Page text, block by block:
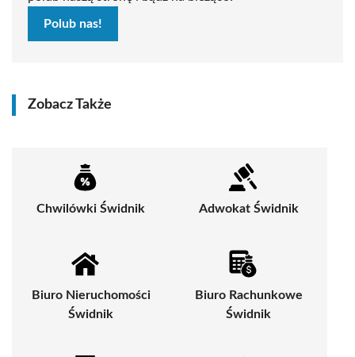
Polub nas!
Zobacz Także
Chwilówki Świdnik Adwokat Świdnik
Biuro Nieruchomości
Świdnik
Biuro Rachunkowe
Świdnik